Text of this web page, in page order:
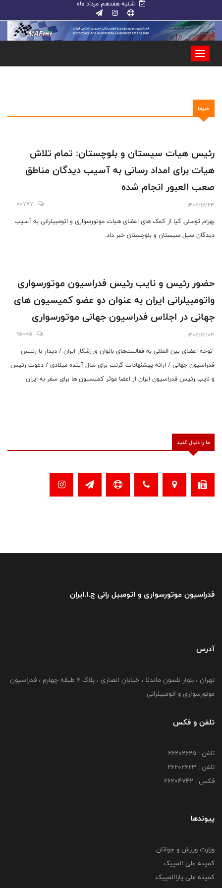
شنبه هفدهم مرداد ماه
خبرها
رئیس هیات سیستان و بلوچستان: تمام تلاش
هیات برای امداد رسانی به آسیب دیدگان مناطق
صعب العبور انجام شده
1402/12/23
80777
بهرام توسلی کیا از کمک های اعضای هیات موتورسواری و اتومبیلرانی به آسیب
دیدگان سیل سیستان و بلوچستان خبر داد.
حضور رئیس و نایب رئیس فدراسیون موتورسواری
واتومبیلرانی ایران به عنوان دو عضو کمیسیون های
جهانی در اجلاس فدراسیون جهانی موتورسواری
1402/12/03
95085
توجه اعضای بین المللی به فعالیت‌های بانوان ورزشکار ایران / دیدار با رئیس
فدراسیون جهانی / ارائه پیشنهادات گرنت برای سال آینده میلادی / دعوت رئیس
و نایب رئیس فدراسیون ایران از اعضا موثر کمیسیون ها برای سفر به ایران
ما را دنبال کنید
فدراسیون موتورسواری و اتومبیل رانی ج.ا.ایران
آدرس
تهران ، بلوار نلسون ماندلا ، خیابان انصاری ، پلاک ۶ طبقه چهارم ، فدراسیون
موتورسواری و اتومبیلرانی
تلفن و فکس
تلفن : ۲۶۲۰۲۶۲۵
تلفن : ۲۶۲۰۲۶۲۳
فکس : ۲۶۲۰۴۷۴۲
پیوندها
وزارت ورزش و جوانان
کمیته ملی المپیک
کمیته ملی پاراالمپیک